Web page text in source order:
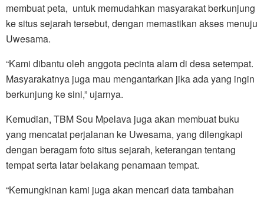
membuat peta, untuk memudahkan masyarakat berkunjung
ke situs sejarah tersebut, dengan memastikan akses menuju
Uwesama.
“Kami dibantu oleh anggota pecinta alam di desa setempat.
Masyarakatnya juga mau mengantarkan jika ada yang ingin
berkunjung ke sini,” ujarnya.
Kemudian, TBM Sou Mpelava juga akan membuat buku
yang mencatat perjalanan ke Uwesama, yang dilengkapi
dengan beragam foto situs sejarah, keterangan tentang
tempat serta latar belakang penamaan tempat.
“Kemungkinan kami juga akan mencari data tambahan